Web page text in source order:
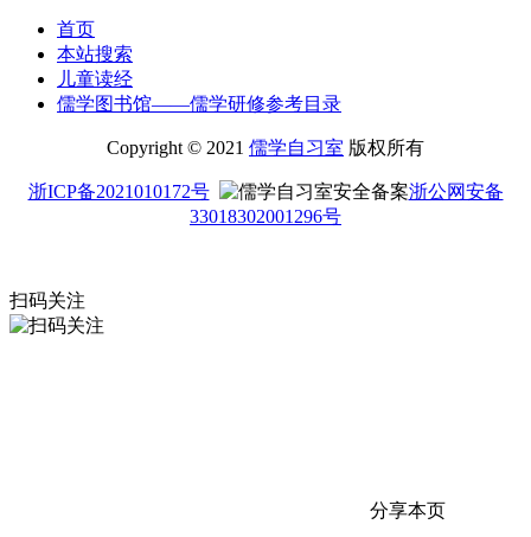
首页
本站搜索
儿童读经
儒学图书馆——儒学研修参考目录
Copyright © 2021 儒学自习室 版权所有
浙ICP备2021010172号
浙公网安备
33018302001296号
扫码关注
分享本页